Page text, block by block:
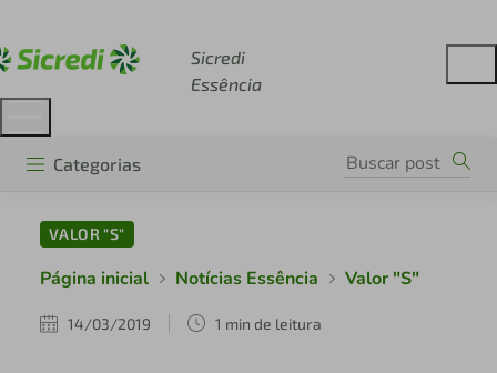
Sicredi
Essência
Categorias
VALOR "S"
Página inicial Notícias Essência Valor "S"
14/03/2019 1 min de leitura